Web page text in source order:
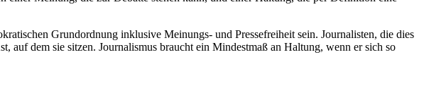
Grundordnung inklusive Meinungs- und Pressefreiheit sein. Journalisten, die dies
auf dem sie sitzen. Journalismus braucht ein Mindestmaß an Haltung, wenn er sich so